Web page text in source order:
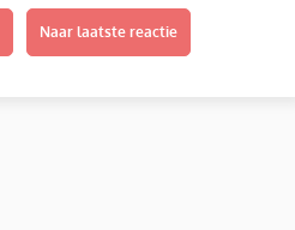
Naar laatste reactie